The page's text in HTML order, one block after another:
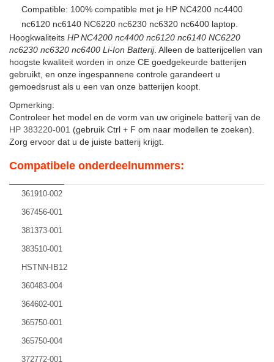
Compatible: 100% compatible met je HP NC4200 nc4400
nc6120 nc6140 NC6220 nc6230 nc6320 nc6400 laptop.
Hoogkwaliteits HP NC4200 nc4400 nc6120 nc6140 NC6220
nc6230 nc6320 nc6400 Li-Ion Batterij. Alleen de batterijcellen van
hoogste kwaliteit worden in onze CE goedgekeurde batterijen
gebruikt, en onze ingespannene controle garandeert u
gemoedsrust als u een van onze batterijen koopt.
Opmerking:
Controleer het model en de vorm van uw originele batterij van de
HP 383220-001 (gebruik Ctrl + F om naar modellen te zoeken).
Zorg ervoor dat u de juiste batterij krijgt.
Compatibele onderdeelnummers:
361910-002
367456-001
381373-001
383510-001
HSTNN-IB12
360483-004
364602-001
365750-001
365750-004
372772-001